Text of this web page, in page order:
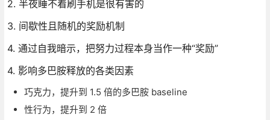
2. 半夜睡不着刷手机是很有害的
3. 间歇性且随机的奖励机制
4. 通过自我暗示，把努力过程本身当作一种“奖励”
4. 影响多巴胺释放的各类因素
巧克力，提升到 1.5 倍的多巴胺 baseline
性行为，提升到 2 倍